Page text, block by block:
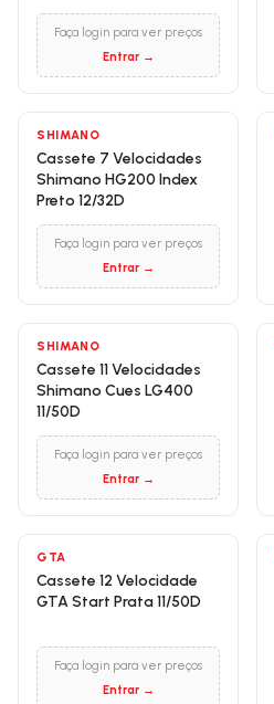
Vermelha 11/46D
Faça login para ver preços
Entrar →
SHIMANO
Cassete 7 Velocidades
Shimano HG200 Index
Preto 12/32D
Faça login para ver preços
Entrar →
SHIMANO
Cassete 11 Velocidades
Shimano Cues LG400
11/50D
Faça login para ver preços
Entrar →
GTA
Cassete 12 Velocidade
GTA Start Prata 11/50D
Faça login para ver preços
Entrar →